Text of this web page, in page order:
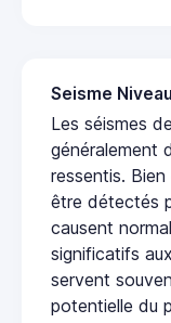
Seisme
Les séismes
généralement
ressentis.
être détectés
causent
significatifs
servent
potentielle du